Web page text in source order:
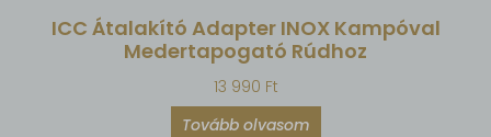
ICC Átalakító Adapter INOX Kampóval
Medertapogató Rúdhoz
13 990 Ft
Tovább olvasom